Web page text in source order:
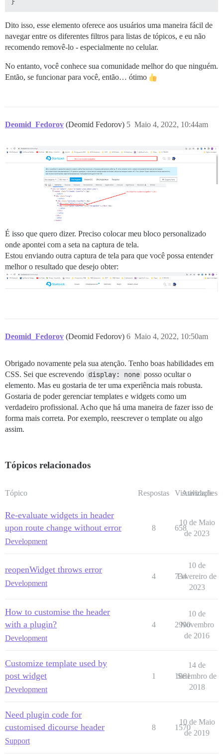
Dito isso, esse elemento oferece aos usuários uma maneira fácil de
navegar entre os diferentes filtros para listas de tópicos, e eu não
recomendo removê-lo - especialmente no celular.
No entanto, você conhece sua comunidade melhor do que ninguém.
Então, se funcionar para você, então… ótimo
Deomid_Fedorov (Deomid Fedorov) Maio 4, 2022, 10:44am
5
É isso que quero dizer. Preciso colocar meu bloco personalizado
onde apontei com a seta na captura de tela.
Estou enviando outra captura de tela para que você possa entender
melhor o resultado que desejo obter:
Deomid_Fedorov (Deomid Fedorov) Maio 4, 2022, 10:50am
6
Obrigado novamente pela sua atenção. Tenho boas habilidades em
CSS. Sei que escrevendo display: none posso ocultar o
elemento. Mas eu gostaria de ter uma experiência mais robusta.
Gostaria de poder gerenciar templates e widgets como um
verdadeiro profissional. Acho que há uma maneira de fazer isso de
forma mais correta. Por exemplo, reescrever o template ou algo
assim.
Tópicos relacionados
Tópico Respostas Visualizações
Atividade
Re-evaluate widgets in header
upon route change without error
Development
8 658
10 de Maio
de 2023
reopenWidget throws error
Development
4 734
10 de
Fevereiro de
2023
How to customise the header
with a plugin?
Development
4 2990
10 de
Novembro
de 2016
Customize template used by
post widget
Development
1 1861
14 de
Setembro de
2018
Need plugin code for
customised dicourse header
Support
8 1570
10 de Maio
de 2019